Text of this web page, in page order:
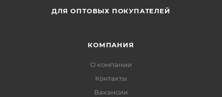
ДЛЯ ОПТОВЫХ ПОКУПАТЕЛЕЙ
КОМПАНИЯ
О компании
Контакты
Вакансии